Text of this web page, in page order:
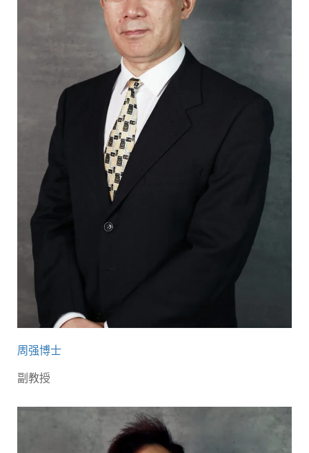
周强博士
副教授